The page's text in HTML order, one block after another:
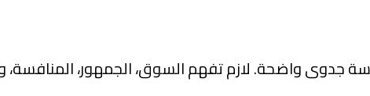
جدوى واضحة. لازم تفهم السوق، الجمهور،